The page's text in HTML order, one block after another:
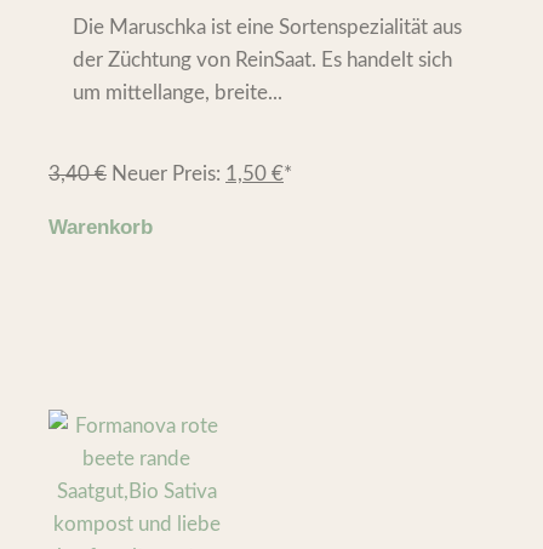
Die Maruschka ist eine Sortenspezialität aus
der Züchtung von ReinSaat. Es handelt sich
um mittellange, breite...
3,40€ Neuer Preis: 1,50 €*
Warenkorb